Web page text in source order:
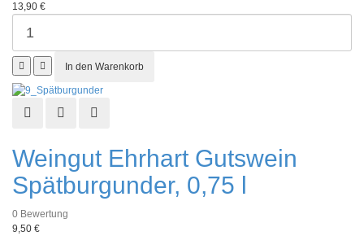
13,90 €
SchnellansichtZur Wunschliste hinzufügen
Weingut Ehrhart Gutswein
Spätburgunder, 0,75 l
0 Bewertung
9,50 €